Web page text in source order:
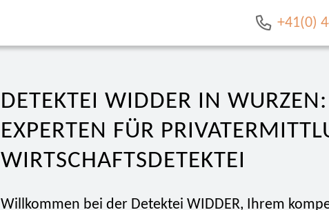
+41(0)
DETEKTEI WIDDER IN
EXPERTEN FÜR
WIRTSCHAFTSDETEKTEI
Willkommen bei der Detektei WIDDER, Ihrem